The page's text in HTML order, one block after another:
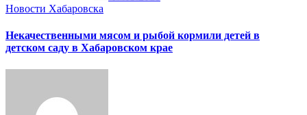
Новости Хабаровска
Некачественными мясом и рыбой кормили детей в
детском саду в Хабаровском крае